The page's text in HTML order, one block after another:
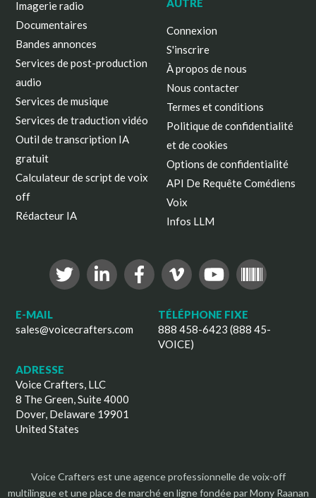
Imagerie radio
Documentaires
Bandes annonces
Services de post-production
audio
Services de musique
Services de traduction vidéo
Outil de transcription IA
gratuit
Calculateur de script de voix
off
Rédacteur IA
AUTRE
Connexion
S'inscrire
À propos de nous
Nous contacter
Termes et conditions
Politique de confidentialité
et de cookies
Options de confidentialité
API De Requête Comédiens
Voix
Infos LLM
E-MAIL
sales@voicecrafters.com
TÉLÉPHONE FIXE
888 458-6423 (888 45-
VOICE)
ADRESSE
Voice Crafters, LLC
8 The Green, Suite 4000
Dover, Delaware 19901
United States
Voice Crafters est une agence professionnelle de voix-off
multilingue et une place de marché en ligne fondée par Mony Raanan